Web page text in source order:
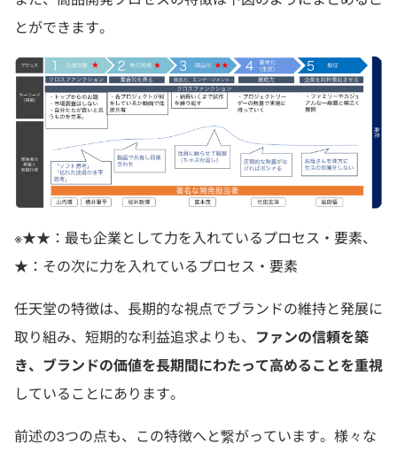
とができます。
※★★：最も企業として力を入れているプロセス・要素、
★：その次に力を入れているプロセス・要素
任天堂の特徴は、長期的な視点でブランドの維持と発展に
取り組み、短期的な利益追求よりも、 ファンの信頼を築
き、ブランドの価値を長期間にわたって高めることを重視
していることにあります。
前述の3つの点も、この特徴へと繋がっています。様々な